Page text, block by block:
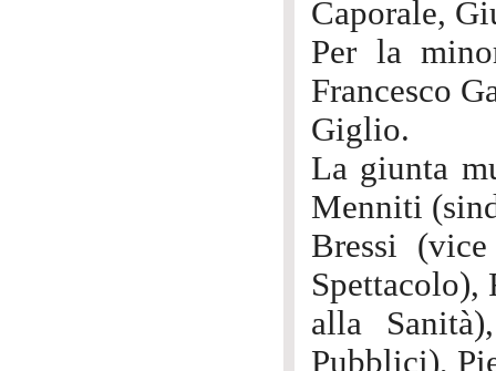
Caporale,
Per la
Francesco
Giglio.
La giunta
Menniti
Bressi
Spettacolo),
alla
Pubblici),